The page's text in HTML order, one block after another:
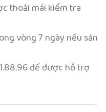
thoải mái kiểm tra
vòng 7 ngày nếu sản
để được hỗ trợ